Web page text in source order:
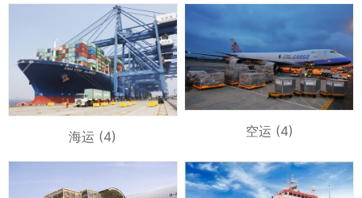
海运 (4) 空运 (4)